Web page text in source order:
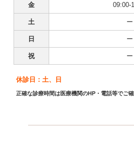
金 09:00-
土 ー
日 ー
祝 ー
休診日：土、日
正確な診療時間は医療機関のHP・電話等でご